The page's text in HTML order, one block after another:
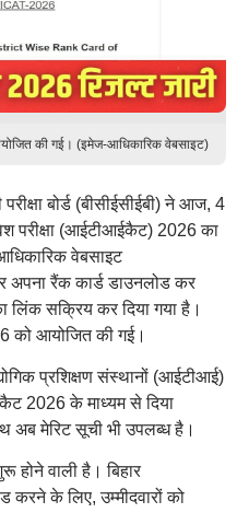
की गई। (इमेज-आधिकारिक वेबसाइट)
बोर्ड (बीसीईसीईबी) ने आज, 4
परीक्षा (आईटीआईकैट) 2026 का
वेबसाइट
रैंक कार्ड डाउनलोड कर
लिंक सक्रिय कर दिया गया है।
को आयोजित की गई।
प्रशिक्षण संस्थानों (आईटीआई)
2026 के माध्यम से दिया
अब मेरिट सूची भी उपलब्ध है।
होने वाली है। बिहार
के लिए, उम्मीदवारों को